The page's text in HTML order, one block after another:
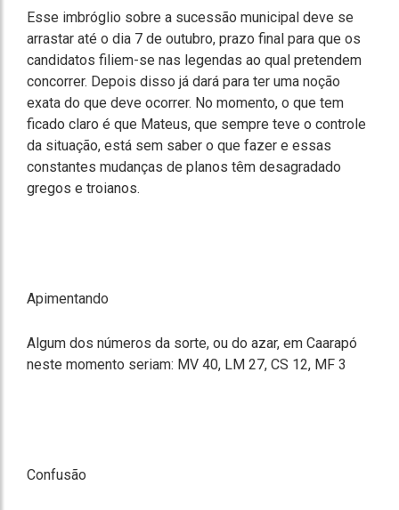
Esse imbróglio sobre a sucessão municipal deve se
arrastar até o dia 7 de outubro, prazo final para que os
candidatos filiem-se nas legendas ao qual pretendem
concorrer. Depois disso já dará para ter uma noção
exata do que deve ocorrer. No momento, o que tem
ficado claro é que Mateus, que sempre teve o controle
da situação, está sem saber o que fazer e essas
constantes mudanças de planos têm desagradado
gregos e troianos.
Apimentando
Algum dos números da sorte, ou do azar, em Caarapó
neste momento seriam: MV 40, LM 27, CS 12, MF 3
Confusão